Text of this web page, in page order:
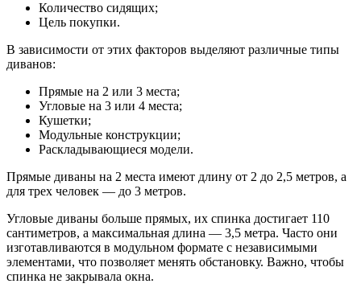
Количество сидящих;
Цель покупки.
В зависимости от этих факторов выделяют различные типы
диванов:
Прямые на 2 или 3 места;
Угловые на 3 или 4 места;
Кушетки;
Модульные конструкции;
Раскладывающиеся модели.
Прямые диваны на 2 места имеют длину от 2 до 2,5 метров, а
для трех человек — до 3 метров.
Угловые диваны больше прямых, их спинка достигает 110
сантиметров, а максимальная длина — 3,5 метра. Часто они
изготавливаются в модульном формате с независимыми
элементами, что позволяет менять обстановку. Важно, чтобы
спинка не закрывала окна.